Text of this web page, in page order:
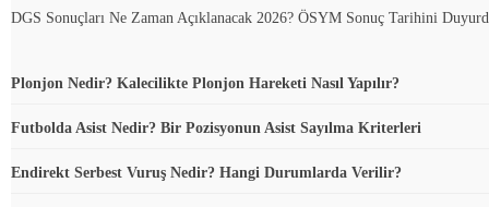
DGS Sonuçları Ne Zaman Açıklanacak 2026? ÖSYM Sonuç Tarihini
Plonjon Nedir? Kalecilikte Plonjon Hareketi Nasıl Yapılır?
Futbolda Asist Nedir? Bir Pozisyonun Asist Sayılma Kriterleri
Endirekt Serbest Vuruş Nedir? Hangi Durumlarda Verilir?